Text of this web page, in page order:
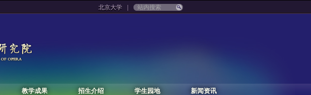
北京大学 |
教学成果 招生介绍 学生园地 新闻资讯